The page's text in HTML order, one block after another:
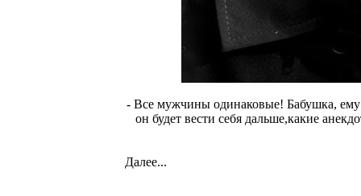
- Все мужчины одинаковые! Бабушка, ему
он будет вести себя дальше,какие
Далее...